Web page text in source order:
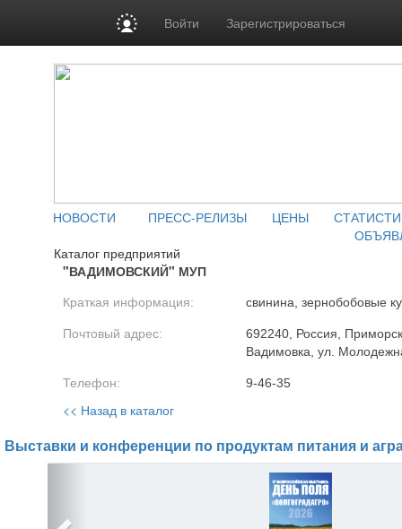
Войти Зарегистрироваться
НОВОСТИ ПРЕСС-РЕЛИЗЫ ЦЕНЫ
Каталог предприятий
"ВАДИМОВСКИЙ" МУП
Краткая информация: свинина, зернобобовые
Почтовый адрес:
692240, Россия,
Вадимовка, ул.
Телефон: 9-46-35
<< Назад в каталог
Выставки и конференции по продуктам питания и